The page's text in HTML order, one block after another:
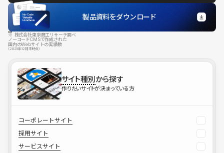
製品資料をダウンロード
※ 株式会社東京商工リサーチ調べ
ノーコードCMSで作成された
国内のWebサイトの実績数
（2025年12月末時点）
サイト種別から探す
作りたいサイトが決まっている方
コーポレートサイト
採用サイト
サービスサイト